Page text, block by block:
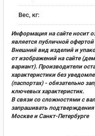
Вес, кг:
Информация на сайте носит
является публичной
Внешний вид изделий и
от изображений на сайте
вариант). Производители
характеристики без
(паспортах) - обязательно
ключевых характеристик.
В связи со сложностями с
запрашивать
Москве и Санкт-Петербурге